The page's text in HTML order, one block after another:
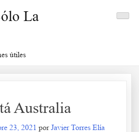
La
útiles
Australia
23, 2021 porJavier Torres Elía